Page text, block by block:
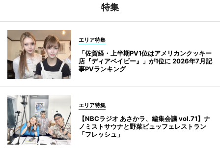
特集
エリア特集
「佐賀経・上半期PV1位はアメリカンクッキー
店『ディアベイビー』」が1位に 2026年7月記
事PVランキング
エリア特集
【NBCラジオ あさかラ、編集会議 vol.71】ナ
ノミストサウナと野菜ビュッフェレストラン
「フレッシュ」